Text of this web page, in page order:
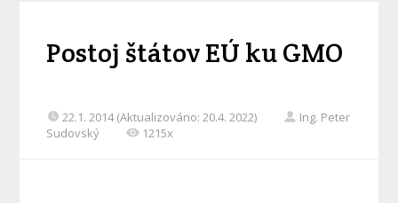
Postoj štátov EÚ ku GMO
22.1. 2014 (Aktualizováno: 20.4. 2022)
Ing. Peter
Sudovský
1215x